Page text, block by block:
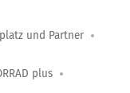
und Partner
plus